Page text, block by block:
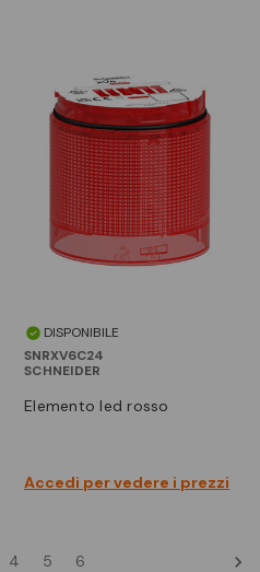
DISPONIBILE
SNRXV6C24
SCHNEIDER
elemento led rosso
Accedi per vedere i prezzi
4 5 6